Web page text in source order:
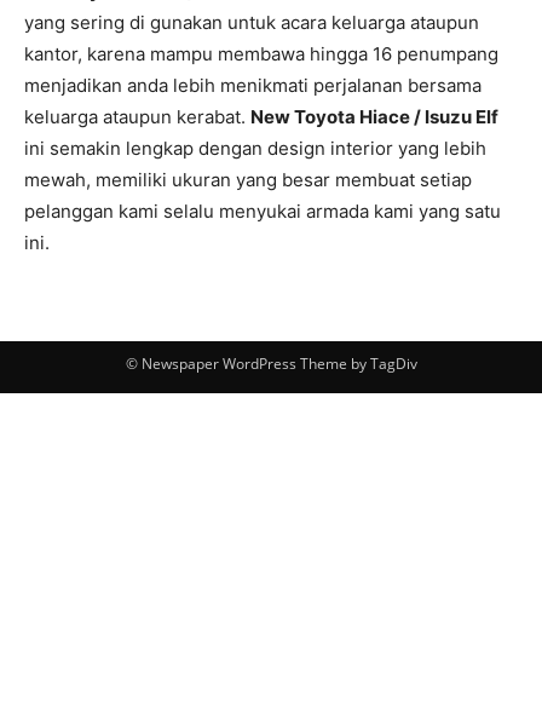
yang sering di gunakan untuk acara keluarga ataupun
kantor, karena mampu membawa hingga 16 penumpang
menjadikan anda lebih menikmati perjalanan bersama
keluarga ataupun kerabat. New Toyota Hiace / Isuzu Elf
ini semakin lengkap dengan design interior yang lebih
mewah, memiliki ukuran yang besar membuat setiap
pelanggan kami selalu menyukai armada kami yang satu
ini.
© Newspaper WordPress Theme by TagDiv